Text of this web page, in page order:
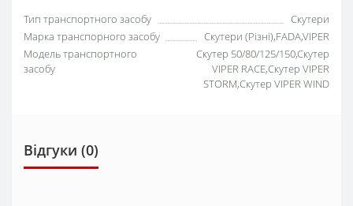
Тип транспортного засобу
Скутери
Марка транспорного засобу
Скутери (Різні),FADA,VIPER
Модель транспортного
засобу
Скутер 50/80/125/150,Скутер
VIPER RACE,Скутер VIPER
STORM,Скутер VIPER WIND
Відгуки (0)